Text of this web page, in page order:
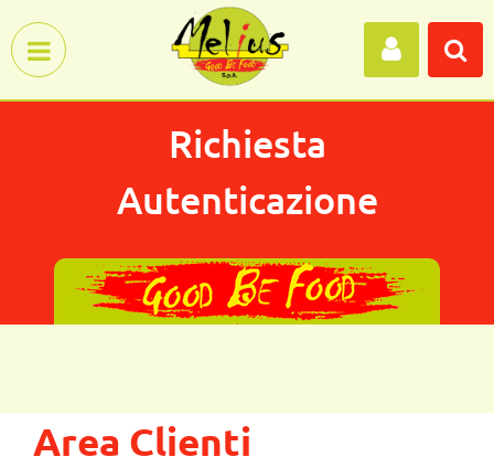
Richiesta
Autenticazione
Area Clienti